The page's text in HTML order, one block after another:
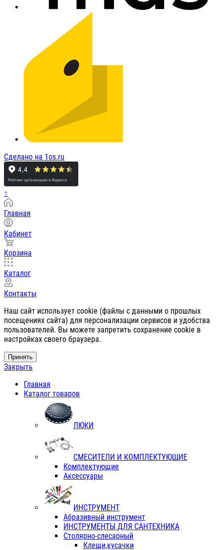
Сделано на 1os.ru
↑
Главная
Кабинет
Корзина
Каталог
Контакты
Наш сайт использует cookie (файлы с данными о прошлых
посещениях сайта) для персонализации сервисов и удобства
пользователей. Вы можете запретить сохранение cookie в
настройках своего браузера.
Принять
Закрыть
Главная
Каталог товаров
ЛЮКИ
СМЕСИТЕЛИ И КОМПЛЕКТУЮЩИЕ
Комплектующие
Аксессуары
ИНСТРУМЕНТ
Абразивный инструмент
ИНСТРУМЕНТЫ ДЛЯ САНТЕХНИКА
Столярно-слесарный
Клещи,кусачки